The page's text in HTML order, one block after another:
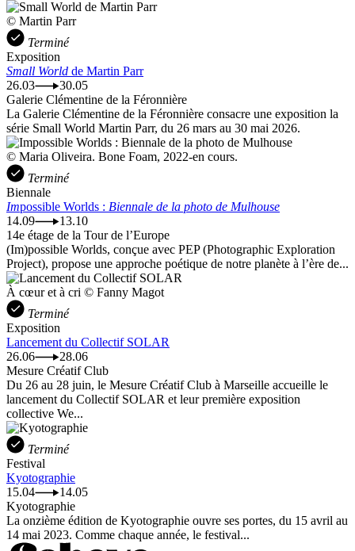
© Martin Parr
Terminé
Exposition
Small World de Martin Parr
26.03
30.05
Galerie Clémentine de la Féronnière
La Galerie Clémentine de la Féronnière consacre une exposition la
série Small World Martin Parr, du 26 mars au 30 mai 2026.
© Maria Oliveira. Bone Foam, 2022-en cours.
Terminé
Biennale
Impossible Worlds : Biennale de la photo de Mulhouse
14.09
13.10
14e étage de la Tour de l’Europe
(Im)possible Worlds, conçue avec PEP (Photographic Exploration
Project), propose une approche poétique de notre planète à l’ère de...
À cœur et à cri © Fanny Magot
Terminé
Exposition
Lancement du Collectif SOLAR
26.06
28.06
Mesure Créatif Club
Du 26 au 28 juin, le Mesure Créatif Club à Marseille accueille le
lancement du Collectif SOLAR et leur première exposition
collective We...
Terminé
Festival
Kyotographie
15.04
14.05
Kyotographie
La onzième édition de Kyotographie ouvre ses portes, du 15 avril au
14 mai 2023. Comme chaque année, le festival...